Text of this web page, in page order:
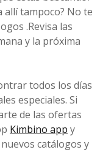
allí tampoco? No te
.Revisa las
y la próxima
todos los días
especiales. Si
de las ofertas
Kimbino app y
catálogos y